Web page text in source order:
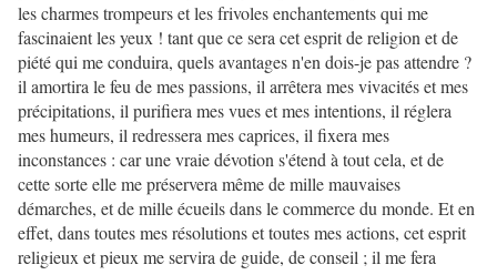
les charmes trompeurs et les frivoles enchantements qui me
fascinaient les yeux ! tant que ce sera cet esprit de religion et de
piété qui me conduira, quels avantages n'en dois-je pas attendre ?
il amortira le feu de mes passions, il arrêtera mes vivacités et mes
précipitations, il purifiera mes vues et mes intentions, il réglera
mes humeurs, il redressera mes caprices, il fixera mes
inconstances : car une vraie dévotion s'étend à tout cela, et de
cette sorte elle me préservera même de mille mauvaises
démarches, et de mille écueils dans le commerce du monde. Et en
effet, dans toutes mes résolutions et toutes mes actions, cet esprit
religieux et pieux me servira de guide, de conseil ; il me fera